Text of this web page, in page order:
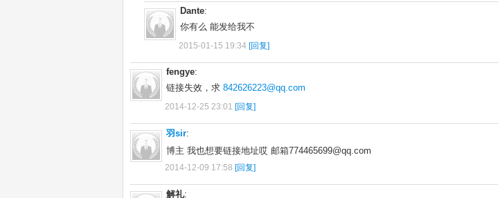
Dante:
你有么 能发给我不
2015-01-15 19:34 [回复]
fengye:
链接失效，求 842626223@qq.com
2014-12-25 23:01 [回复]
羽sir:
博主 我也想要链接地址哎 邮箱774465699@qq.com
2014-12-09 17:58 [回复]
解礼: